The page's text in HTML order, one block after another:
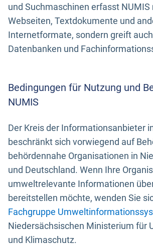
und Suchmaschinen erfasst NUMIS
Webseiten, Textdokumente und
Internetformate, sondern greift
Datenbanken und
Bedingungen für Nutzung und
NUMIS
Der Kreis der Informationsanbieter
beschränkt sich vorwiegend auf
behördennahe Organisationen in
und Deutschland. Wenn Ihre
umweltrelevante Informationen
bereitstellen möchte, wenden Sie
Fachgruppe
Niedersächsischen Ministerium für
und Klimaschutz.